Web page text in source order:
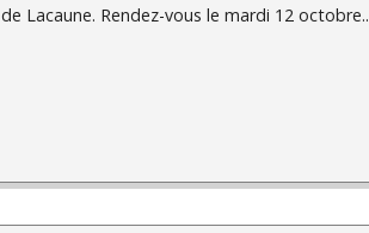
de Lacaune. Rendez-vous le mardi 12